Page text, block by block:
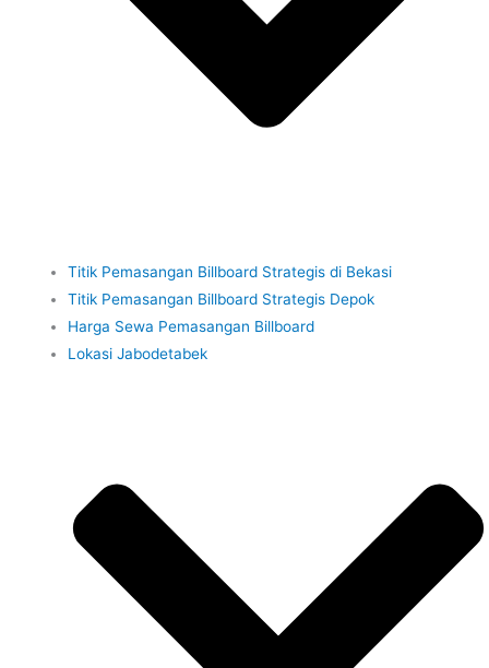
Titik Pemasangan Billboard Strategis di Bekasi
Titik Pemasangan Billboard Strategis Depok
Harga Sewa Pemasangan Billboard
Lokasi Jabodetabek